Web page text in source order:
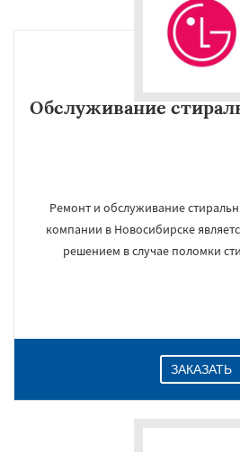
Обслуживание
Ремонт и обслуживание
компании в Новосибирске
решением в случае поломки
ЗАКАЗАТЬ